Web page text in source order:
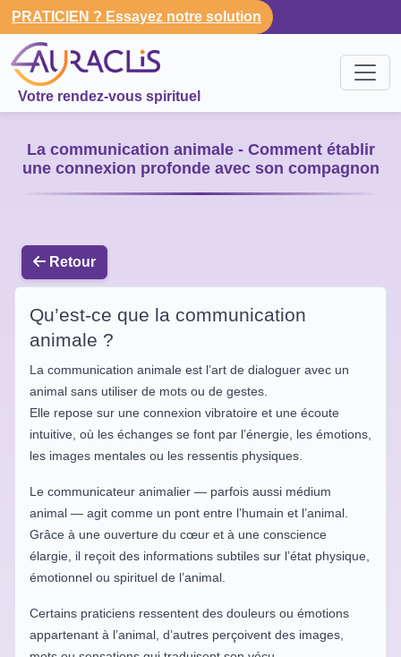
PRATICIEN ? Essayez notre solution
Votre rendez-vous spirituel
La communication animale - Comment établir
une connexion profonde avec son compagnon
Retour
Qu’est-ce que la communication
animale ?
La communication animale est l’art de dialoguer avec un
animal sans utiliser de mots ou de gestes.
Elle repose sur une connexion vibratoire et une écoute
intuitive, où les échanges se font par l’énergie, les émotions,
les images mentales ou les ressentis physiques.
Le communicateur animalier — parfois aussi médium
animal — agit comme un pont entre l’humain et l’animal.
Grâce à une ouverture du cœur et à une conscience
élargie, il reçoit des informations subtiles sur l’état physique,
émotionnel ou spirituel de l’animal.
Certains praticiens ressentent des douleurs ou émotions
appartenant à l’animal, d’autres perçoivent des images,